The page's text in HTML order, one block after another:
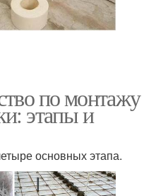
по монтажу
этапы и
основных этапа.